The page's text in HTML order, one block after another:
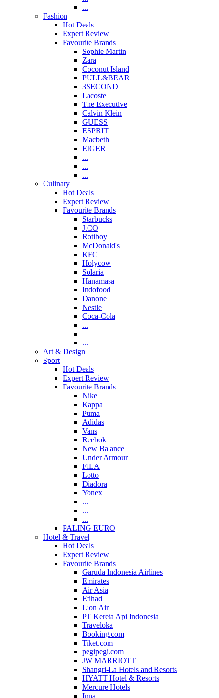
...
Fashion
Hot Deals
Expert Review
Favourite Brands
Sophie Martin
Zara
Coconut Island
PULL&BEAR
3SECOND
Lacoste
The Executive
Calvin Klein
GUESS
ESPRIT
Macbeth
EIGER
...
...
...
Culinary
Hot Deals
Expert Review
Favourite Brands
Starbucks
J.CO
Rotiboy
McDonald's
KFC
Holycow
Solaria
Hanamasa
Indofood
Danone
Nestle
Coca-Cola
...
...
...
Art & Design
Sport
Hot Deals
Expert Review
Favourite Brands
Nike
Kappa
Puma
Adidas
Vans
Reebok
New Balance
Under Armour
FILA
Lotto
Diadora
Yonex
...
...
...
PALING EURO
Hotel & Travel
Hot Deals
Expert Review
Favourite Brands
Garuda Indonesia Airlines
Emirates
Air Asia
Etihad
Lion Air
PT Kereta Api Indonesia
Traveloka
Booking.com
Tiket.com
pegipegi.com
JW MARRIOTT
Shangri-La Hotels and Resorts
HYATT Hotel & Resorts
Mercure Hotels
Inna